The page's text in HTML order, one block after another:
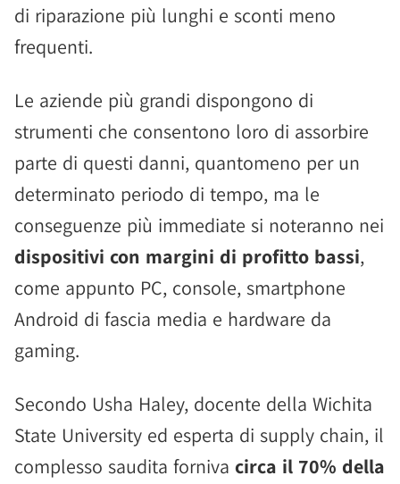
di riparazione più lunghi e sconti meno
frequenti.
Le aziende più grandi dispongono di
strumenti che consentono loro di assorbire
parte di questi danni, quantomeno per un
determinato periodo di tempo, ma le
conseguenze più immediate si noteranno nei
dispositivi con margini di profitto bassi,
come appunto PC, console, smartphone
Android di fascia media e hardware da
gaming.
Secondo Usha Haley, docente della Wichita
State University ed esperta di supply chain, il
complesso saudita forniva circa il 70% della